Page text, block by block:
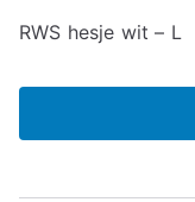
RWS hesje wit – L